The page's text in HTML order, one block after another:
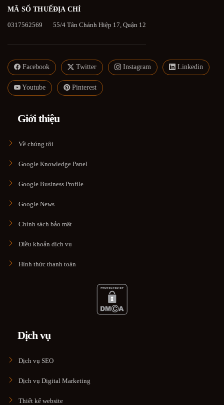
MÃ SỐ THUẾ
0317562569
ĐỊA CHỈ
55/4 Tân Chánh Hiệp 17, Quận 12
Facebook Twitter Instagram Linkedin
Youtube Pinterest
Giới thiệu
Về chúng tôi
Google Knowledge Panel
Google Business Profile
Google News
Chính sách bảo mật
Điều khoản dịch vụ
Hình thức thanh toán
Dịch vụ
Dịch vụ SEO
Dịch vụ Digital Marketing
Thiết kế website